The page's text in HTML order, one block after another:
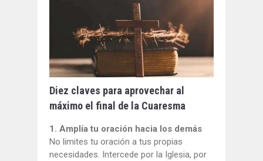
Diez claves para aprovechar al
máximo el final de la Cuaresma
1. Amplía tu oración hacia los demás
No limites tu oración a tus propias
necesidades. Intercede por la Iglesia, por